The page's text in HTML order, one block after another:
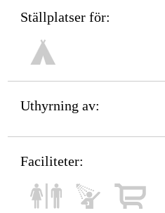
Ställplatser för:
Uthyrning av:
Faciliteter: